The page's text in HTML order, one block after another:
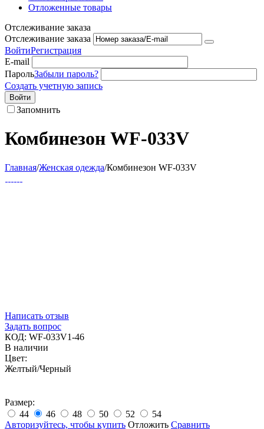
Отложенные товары
Отслеживание заказа
Отслеживание заказа
ВойтиРегистрация
E-mail
ПарольЗабыли пароль?
Создать учетную запись
Войти
Запомнить
Комбинезон WF-033V
Главная/Женская одежда/Комбинезон WF-033V
Написать отзыв
Задать вопрос
КОД: WF-033V1-46
В наличии
Цвет:
Желтый/Черный
Размер:
44
46 48 50 52
54
Авторизуйтесь, чтобы купить Отложить Сравнить